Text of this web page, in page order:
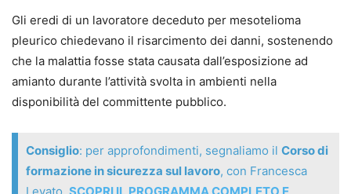
centrale rischi, attivazione illegittima di servizi,
responsabilità precontrattuale e altri ancora.
- Ogni formula è corredata da riferimenti normativi,
commento esplicativo, indicazione di termini, scadenze,
preclusioni e principali massime giurisprudenziali, per
difensiva.
- Struttura per “casi” autonomi: ciascun capitolo ripercorre
l’intero iter logico-giuridico e processuale del singolo
Gli eredi di un lavoratore deceduto per mesotelioma
pleurico chiedevano il risarcimento dei danni, sostenendo
che la malattia fosse stata causata dall’esposizione ad
amianto durante l’attività svolta in ambienti nella
disponibilità del committente pubblico.
Consiglio: per approfondimenti, segnaliamo il Corso di
formazione in sicurezza sul lavoro, con Francesca